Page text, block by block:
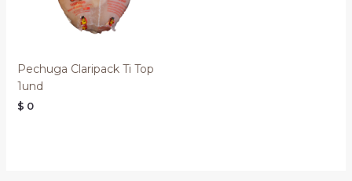
Pechuga Claripack Ti Top
1und
$ 0